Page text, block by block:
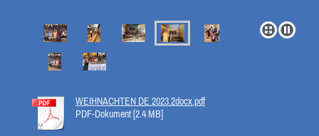
WEIHNACHTEN DE 2023.2docx.pdf
PDF-Dokument [2.4 MB]